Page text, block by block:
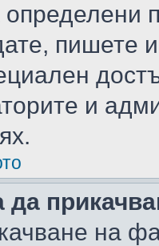
пишете
и
да
на